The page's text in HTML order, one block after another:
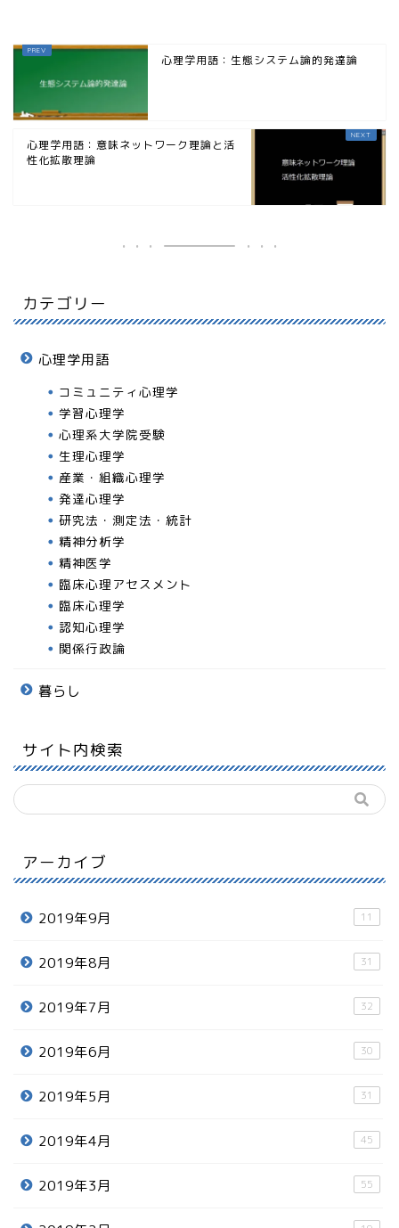
心理学用語：生態システム論的発達論
心理学用語：意味ネットワーク理論と活
性化拡散理論
カテゴリー
心理学用語
コミュニティ心理学
学習心理学
心理系大学院受験
生理心理学
産業・組織心理学
発達心理学
研究法・測定法・統計
精神分析学
精神医学
臨床心理アセスメント
臨床心理学
認知心理学
関係行政論
暮らし
サイト内検索
アーカイブ
2019年9月 11
2019年8月 31
2019年7月 32
2019年6月 30
2019年5月 31
2019年4月 45
2019年3月 55